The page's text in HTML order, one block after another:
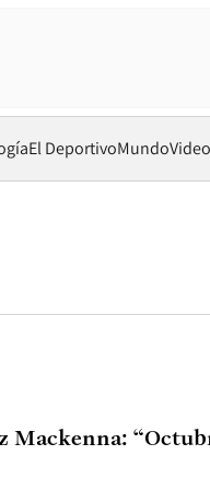
El DeportivoMundo
Mackenna: